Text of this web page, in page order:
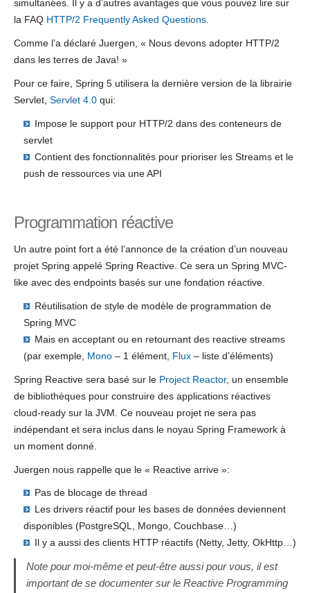
simultanées. Il y a d’autres avantages que vous pouvez lire sur
la FAQ HTTP/2 Frequently Asked Questions.
Comme l’a déclaré Juergen, « Nous devons adopter HTTP/2
dans les terres de Java! »
Pour ce faire, Spring 5 utilisera la dernière version de la librairie
Servlet, Servlet 4.0 qui:
Impose le support pour HTTP/2 dans des conteneurs de
servlet
Contient des fonctionnalités pour prioriser les Streams et le
push de ressources via une API
Programmation réactive
Un autre point fort a été l’annonce de la création d’un nouveau
projet Spring appelé Spring Reactive. Ce sera un Spring MVC-
like avec des endpoints basés sur une fondation réactive.
Réutilisation de style de modèle de programmation de
Spring MVC
Mais en acceptant ou en retournant des reactive streams
(par exemple, Mono– 1 élément, Flux– liste d’éléments)
Spring Reactive sera basé sur le Project Reactor, un ensemble
de bibliothèques pour construire des applications réactives
cloud-ready sur la JVM. Ce nouveau projet ne sera pas
indépendant et sera inclus dans le noyau Spring Framework à
un moment donné.
Juergen nous rappelle que le « Reactive arrive »:
Pas de blocage de thread
Les drivers réactif pour les bases de données deviennent
disponibles (PostgreSQL, Mongo, Couchbase…)
Il y a aussi des clients HTTP réactifs (Netty, Jetty, OkHttp…)
Note pour moi-même et peut-être aussi pour vous, il est
important de se documenter sur le Reactive Programming